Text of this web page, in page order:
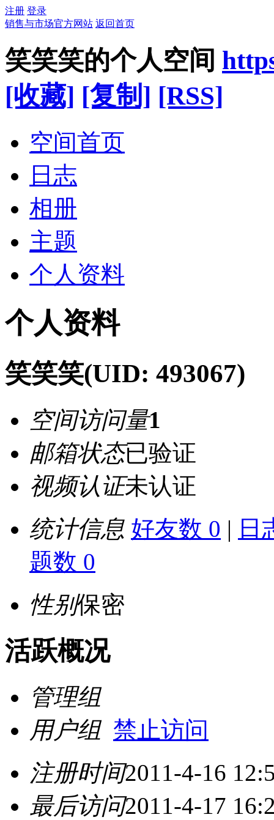
注册 登录
销售与市场官方网站 返回首页
笑笑笑的个人空间
[收藏] [复制] [RSS]
空间首页
日志
相册
主题
个人资料
个人资料
笑笑笑(UID: 493067)
空间访问量1
邮箱状态已验证
视频认证未认证
统计信息 好友数 0 | 日
题数 0
性别保密
活跃概况
管理组
用户组 禁止访问
注册时间2011-4-16
最后访问2011-4-17